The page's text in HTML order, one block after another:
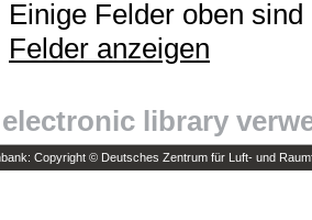
Einige Felder oben
Felder anzeigen
electronic library
Copyright © Deutsches Zentrum für Luft- und